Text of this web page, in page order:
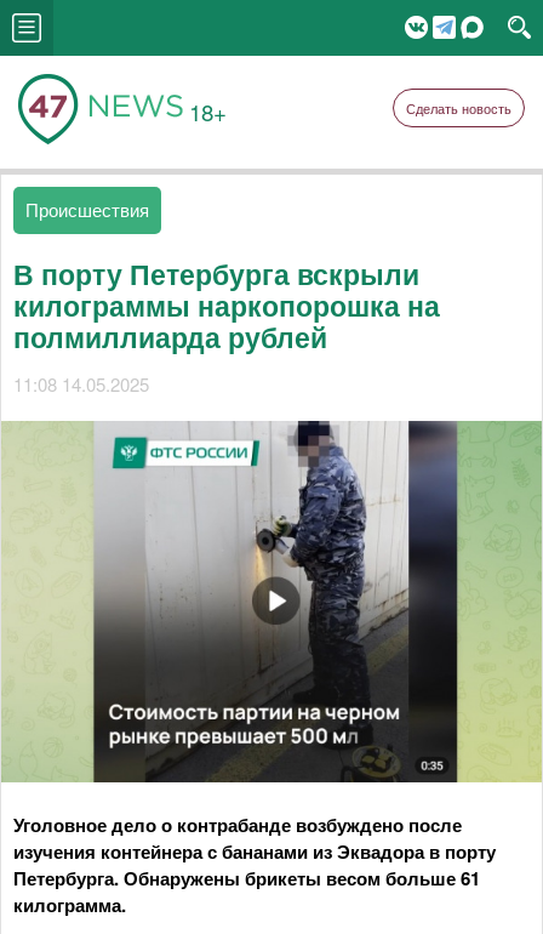
18+ Сделать новость
Происшествия
В порту Петербурга вскрыли
килограммы наркопорошка на
полмиллиарда рублей
11:08 14.05.2025
Уголовное дело о контрабанде возбуждено после
изучения контейнера с бананами из Эквадора в порту
Петербурга. Обнаружены брикеты весом больше 61
килограмма.